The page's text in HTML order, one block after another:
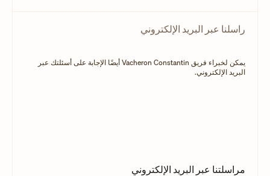
راسلنا عبر البريد الإلكتروني
يمكن لخبراء فريق Vacheron Constantin أيضًا الإجابة على أسئلتك عبر
البريد الإلكتروني.
مراسلتنا عبر البريد الإلكتروني